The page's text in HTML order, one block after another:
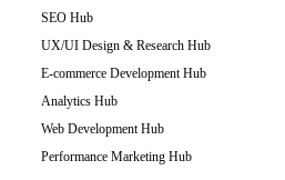
SEO Hub
UX/UI Design & Research Hub
E-commerce Development Hub
Analytics Hub
Web Development Hub
Performance Marketing Hub